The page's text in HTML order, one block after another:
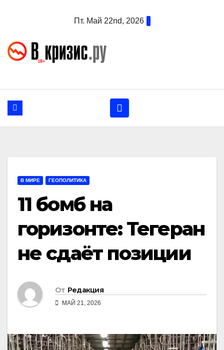
Пт. Май 22nd, 2026
В МИРЕ ГЕОПОЛИТИКА
11 бомб на
горизонте: Тегеран
не сдаёт позиции
От Редакция
МАЙ 21, 2026